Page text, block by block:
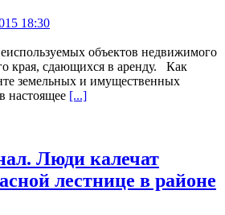
18:30
объектов недвижимого
края, сдающихся в аренду. Как
земельных и имущественных
настоящее [...]
Люди калечат
лестнице в районе